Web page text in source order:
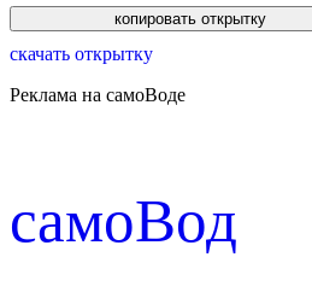
скачать открытку
Реклама на самоВоде
cамоВод